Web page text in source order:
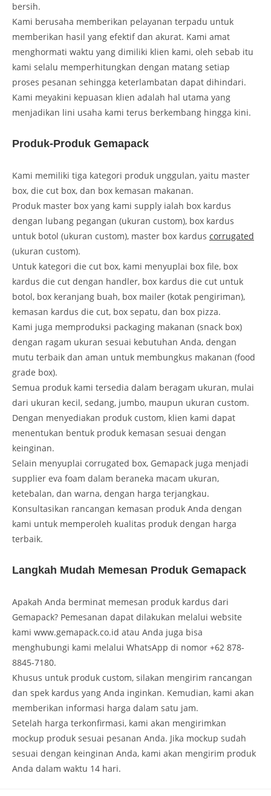
bersih.
Kami berusaha memberikan pelayanan terpadu untuk
memberikan hasil yang efektif dan akurat. Kami amat
menghormati waktu yang dimiliki klien kami, oleh sebab itu
kami selalu memperhitungkan dengan matang setiap
proses pesanan sehingga keterlambatan dapat dihindari.
Kami meyakini kepuasan klien adalah hal utama yang
menjadikan lini usaha kami terus berkembang hingga kini.
Produk-Produk Gemapack
Kami memiliki tiga kategori produk unggulan, yaitu master
box, die cut box, dan box kemasan makanan.
Produk master box yang kami supply ialah box kardus
dengan lubang pegangan (ukuran custom), box kardus
untuk botol (ukuran custom), master box kardus corrugated
(ukuran custom).
Untuk kategori die cut box, kami menyuplai box file, box
kardus die cut dengan handler, box kardus die cut untuk
botol, box keranjang buah, box mailer (kotak pengiriman),
kemasan kardus die cut, box sepatu, dan box pizza.
Kami juga memproduksi packaging makanan (snack box)
dengan ragam ukuran sesuai kebutuhan Anda, dengan
mutu terbaik dan aman untuk membungkus makanan (food
grade box).
Semua produk kami tersedia dalam beragam ukuran, mulai
dari ukuran kecil, sedang, jumbo, maupun ukuran custom.
Dengan menyediakan produk custom, klien kami dapat
menentukan bentuk produk kemasan sesuai dengan
keinginan.
Selain menyuplai corrugated box, Gemapack juga menjadi
supplier eva foam dalam beraneka macam ukuran,
ketebalan, dan warna, dengan harga terjangkau.
Konsultasikan rancangan kemasan produk Anda dengan
kami untuk memperoleh kualitas produk dengan harga
terbaik.
Langkah Mudah Memesan Produk Gemapack
Apakah Anda berminat memesan produk kardus dari
Gemapack? Pemesanan dapat dilakukan melalui website
kami www.gemapack.co.id atau Anda juga bisa
menghubungi kami melalui WhatsApp di nomor +62 878-
8845-7180.
Khusus untuk produk custom, silakan mengirim rancangan
dan spek kardus yang Anda inginkan. Kemudian, kami akan
memberikan informasi harga dalam satu jam.
Setelah harga terkonfirmasi, kami akan mengirimkan
mockup produk sesuai pesanan Anda. Jika mockup sudah
sesuai dengan keinginan Anda, kami akan mengirim produk
Anda dalam waktu 14 hari.